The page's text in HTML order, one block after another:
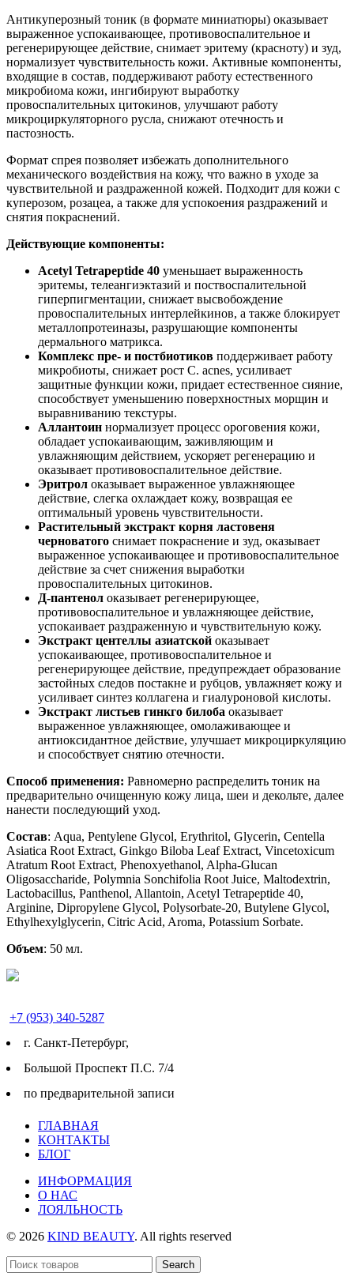
Антикуперозный тоник (в формате миниатюры) оказывает
выраженное успокаивающее, противовоспалительное и
регенерирующее действие, снимает эритему (красноту) и зуд,
нормализует чувствительность кожи. Активные компоненты,
входящие в состав, поддерживают работу естественного
микробиома кожи, ингибируют выработку
провоспалительных цитокинов, улучшают работу
микроциркуляторного русла, снижают отечность и
пастозность.
Формат спрея позволяет избежать дополнительного
механического воздействия на кожу, что важно в уходе за
чувствительной и раздраженной кожей. Подходит для кожи с
куперозом, розацеа, а также для успокоения раздражений и
снятия покраснений.
Действующие компоненты:
Acetyl Tetrapeptide 40 уменьшает выраженность
эритемы, телеангиэктазий и поствоспалительной
гиперпигментации, снижает высвобождение
провоспалительных интерлейкинов, а также блокирует
металлопротеиназы, разрушающие компоненты
дермального матрикса.
Комплекс пре- и постбиотиков поддерживает работу
микробиоты, снижает рост C. acnes, усиливает
защитные функции кожи, придает естественное сияние,
способствует уменьшению поверхностных морщин и
выравниванию текстуры.
Аллантоин нормализует процесс ороговения кожи,
обладает успокаивающим, заживляющим и
увлажняющим действием, ускоряет регенерацию и
оказывает противовоспалительное действие.
Эритрол оказывает выраженное увлажняющее
действие, слегка охлаждает кожу, возвращая ее
оптимальный уровень чувствительности.
Растительный экстракт корня ластовеня
черноватого снимает покраснение и зуд, оказывает
выраженное успокаивающее и противовоспалительное
действие за счет снижения выработки
провоспалительных цитокинов.
Д-пантенол оказывает регенерирующее,
противовоспалительное и увлажняющее действие,
успокаивает раздраженную и чувствительную кожу.
Экстракт центеллы азиатской оказывает
успокаивающее, противовоспалительное и
регенерирующее действие, предупреждает образование
застойных следов постакне и рубцов, увлажняет кожу и
усиливает синтез коллагена и гиалуроновой кислоты.
Экстракт листьев гинкго билоба оказывает
выраженное увлажняющее, омолаживающее и
антиоксидантное действие, улучшает микроциркуляцию
и способствует снятию отечности.
Способ применения: Равномерно распределить тоник на
предварительно очищенную кожу лица, шеи и декольте, далее
нанести последующий уход.
Состав: Aqua, Pentylene Glycol, Erythritol, Glycerin, Centella
Asiatica Root Extract, Ginkgo Biloba Leaf Еxtract, Vincetoxicum
Atratum Root Extract, Phenoxyethanol, Alpha-Glucan
Oligosaccharide, Polymnia Sonchifolia Root Juice, Maltodextrin,
Lactobacillus, Panthenol, Allantoin, Acetyl Tetrapeptide 40,
Arginine, Dipropylene Glycol, Polysorbatе-20, Butylene Glycol,
Ethylhexylglycerin, Citric Acid, Aroma, Potassium Sorbate.
Объем: 50 мл.
+7 (953) 340-5287
г. Cанкт-Петербург,
Большой Проспект П.С. 7/4
по предварительной записи
ГЛАВНАЯ
КОНТАКТЫ
БЛОГ
ИНФОРМАЦИЯ
О НАС
ЛОЯЛЬНОСТЬ
© 2026 KIND BEAUTY. All rights reserved
Search